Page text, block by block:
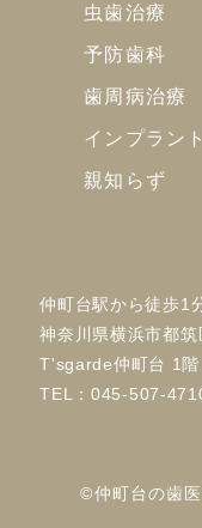
虫歯治療
予防歯科
歯周病治療
インプラント
親知らず
仲町台駅から徒歩1
神奈川県横浜市都
T'sgarde仲町台 1階
TEL：045-507-
©仲町台の歯